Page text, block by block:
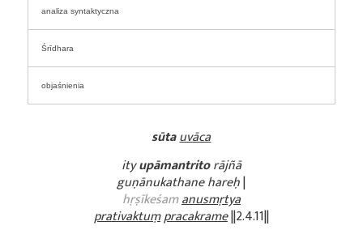
analiza syntaktyczna
Śrīdhara
objaśnienia
sūtauvāca
ityupāmantritorājñā
guṇānukathane hareḥ|
hṛṣīkeśamanusmṛtya
prativaktuṃpracakrame||2.4.11||